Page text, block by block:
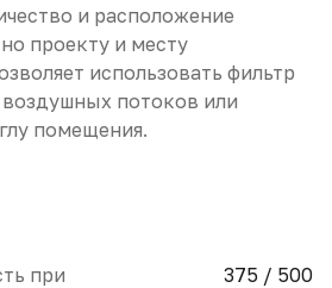
и расположение
проекту и месту
использовать фильтр
потоков или
помещения.
при
375 / 500